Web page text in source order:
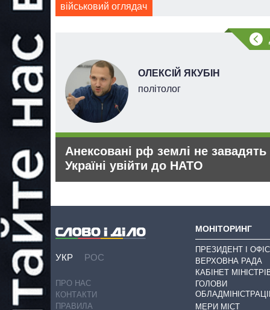
військовий оглядач
не
ОЛЕКСІЙ ЯКУБІН
політолог
Анексовані рф землі не завадять
Україні увійти до НАТО
УКР РОС
ПРО НАС
КОНТАКТИ
ПРАВИЛА
МОНІТОРИНГ
ПРЕЗИДЕНТ І ОФІС
ВЕРХОВНА РАДА
КАБІНЕТ
ГОЛОВИ
МЕРИ МІСТ